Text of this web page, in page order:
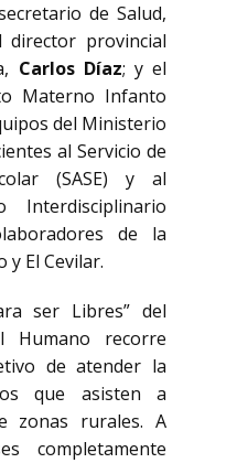
de Salud,
director provincial
Carlos Díaz; y el
Materno Infanto
del Ministerio
al Servicio de
(SASE) y al
Interdisciplinario
de la
y El Cevilar.
ser Libres” del
Humano recorre
de atender la
que asisten a
zonas rurales. A
completamente